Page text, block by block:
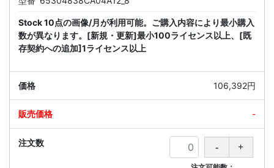
Stock 10点の画像/月が利用可能。ご購入内容により最小購入
数が異なります。[新規・更新]最小100ライセンス以上、[既
存契約への追加]1ライセンス以上
106,392円
-